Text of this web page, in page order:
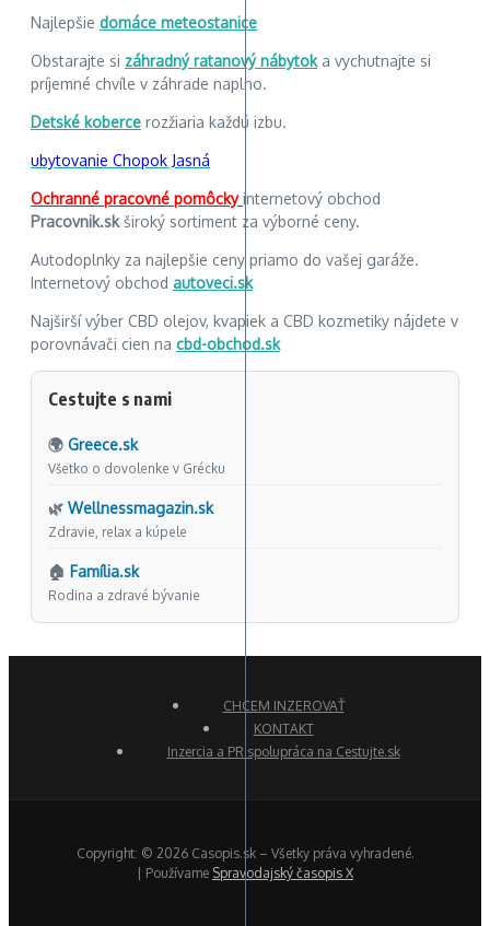
Najlepšie domáce meteostanice
Obstarajte si záhradný ratanový nábytoka vychutnajte si
príjemné chvíle v záhrade naplno.
Detské koberce rozžiaria každú izbu.
ubytovanie Chopok Jasná
Ochranné pracovné pomôckyinternetový obchod
Pracovnik.skširoký sortiment za výborné ceny.
Autodoplnky za najlepšie ceny priamo do vašej garáže.
Internetový obchod autoveci.sk
Najširší výber CBD olejov, kvapiek a CBD kozmetiky nájdete v
porovnávači cien na cbd-obchod.sk
Cestujte s nami
🌍 Greece.sk
Všetko o dovolenke v Grécku
🌿 Wellnessmagazin.sk
Zdravie, relax a kúpele
🏠 Família.sk
Rodina a zdravé bývanie
CHCEM INZEROVAŤ
KONTAKT
Inzercia a PR spolupráca na Cestujte.sk
Copyright: © 2026 Casopis.sk – Všetky práva vyhradené.
| Používame Spravodajský časopis X